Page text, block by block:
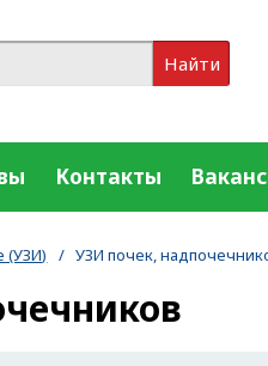
Найти
Контакты
(УЗИ) / УЗИ почек,